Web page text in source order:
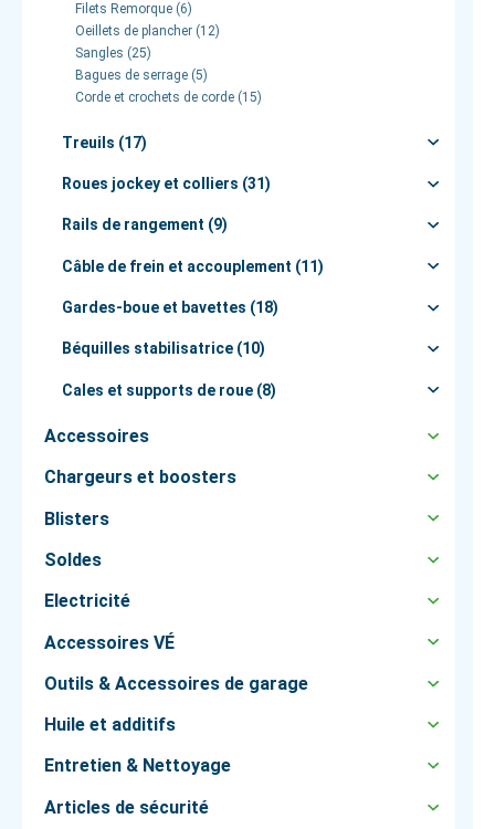
Filets Remorque (6)
Oeillets de plancher (12)
Sangles (25)
Bagues de serrage (5)
Corde et crochets de corde (15)
Treuils (17)
Roues jockey et colliers (31)
Rails de rangement (9)
Câble de frein et accouplement (11)
Gardes-boue et bavettes (18)
Béquilles stabilisatrice (10)
Cales et supports de roue (8)
Accessoires
Chargeurs et boosters
Blisters
Soldes
Electricité
Accessoires VÉ
Outils & Accessoires de garage
Huile et additifs
Entretien & Nettoyage
Articles de sécurité